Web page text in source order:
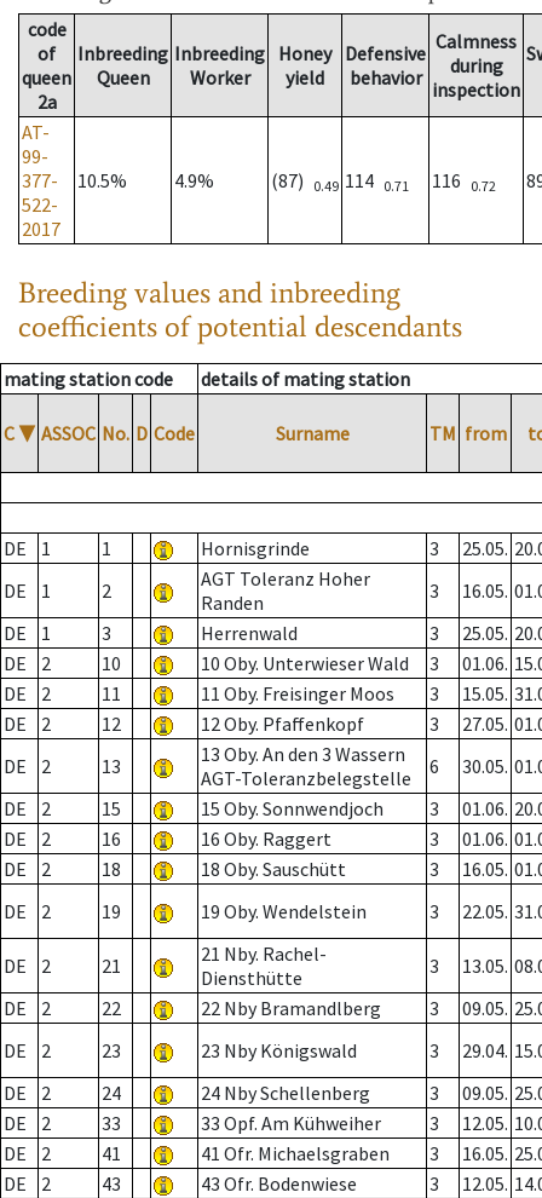
code
of
queen
2a
Inbreeding
Queen
Inbreeding
Worker
Honey
yield
Defensive
behavior
Calmness
during
inspection
AT-
99-
377-
522-
2017
10.5% 4.9% (87) 0.49 114 0.71 116 0.72
Breeding values and inbreeding
coefficients of potential descendants
mating station code details of mating station
C ▼ ASSOC No. D Code Surname TM from
DE 1 1 Hornisgrinde 3 25.05.
DE
1 2
AGT Toleranz Hoher
Randen
3 16.05.
DE
1 3 Herrenwald 3 25.05.
DE
2 10 10 Oby. Unterwieser Wald 3 01.06.
DE
2 11 11 Oby. Freisinger Moos 3 15.05.
DE
2 12 12 Oby. Pfaffenkopf 3 27.05.
DE
2 13
13 Oby. An den 3 Wassern
AGT-Toleranzbelegstelle
6 30.05.
DE
2 15 15 Oby. Sonnwendjoch 3 01.06.
DE
2 16 16 Oby. Raggert 3 01.06.
DE
2 18 18 Oby. Sauschütt 3 16.05.
DE
2 19 19 Oby. Wendelstein 3 22.05.
DE 2 21
21 Nby. Rachel-
Diensthütte
3 13.05.
DE
2 22 22 Nby Bramandlberg 3 09.05.
DE
2 23 23 Nby Königswald 3 29.04.
DE
2 24 24 Nby Schellenberg 3 09.05.
DE
2 33 33 Opf. Am Kühweiher 3 12.05.
DE
2 41 41 Ofr. Michaelsgraben 3 16.05.
DE
2 43 43 Ofr. Bodenwiese 3 12.05.